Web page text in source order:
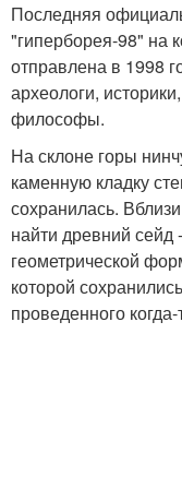
Последняя
"гиперборея-98" на
отправлена в 1998
археологи,
философы.
На склоне горы
каменную кладку
сохранилась.
найти древний
геометрической
которой
проведенного